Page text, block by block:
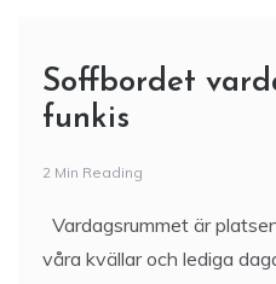
Soffbordet
funkis
2 Min Reading
Vardagsrummet är
våra kvällar och lediga